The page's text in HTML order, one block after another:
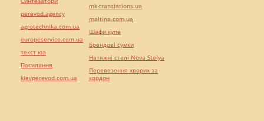
perevod.agency
agrotechnika.com.ua
europeservice.com.ua
текст юа
Посилання
kievperevod.com.ua
mk-translations.ua
maltina.com.ua
Шафи купе
Брендові сумки
Натяжні стелі Nova Stelya
Перевезення хворих за
кордон